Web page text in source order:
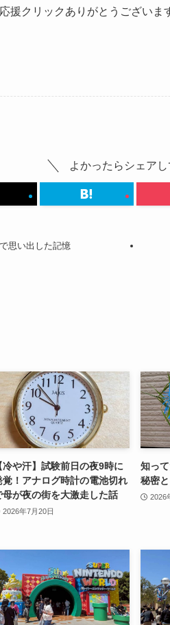
援クリックありがとうございま
よかったらシェアし
思い出した記憶
冷や汗】試験前日の夜9時に
覚！アナログ時計の電池切れ
母が夜の街を大激走した話
2026年7月20日
知っ
秘密
2026